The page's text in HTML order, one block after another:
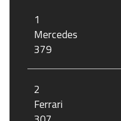
1
Mercedes
379
2
Ferrari